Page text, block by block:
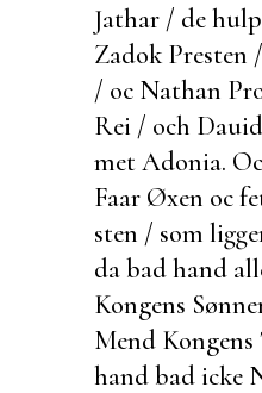
Jathar / de
Zadok Presten
/ oc Nathan
Rei / och
met Adonia. Oc
Faar Øxen oc
sten / som
da bad hand
Kongens
Mend
hand bad icke